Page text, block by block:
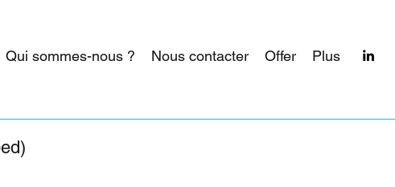
Qui sommes-nous ? Nous contacter Offer Plus